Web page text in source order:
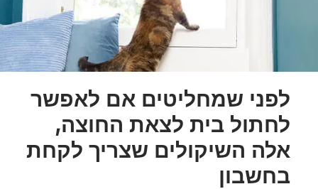
לפני שמחליטים אם לאפשר
לחתול בית לצאת החוצה,
אלה השיקולים שצריך לקחת
בחשבון